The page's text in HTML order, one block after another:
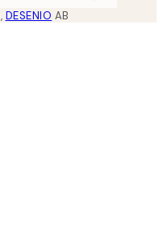
, DESENIO AB